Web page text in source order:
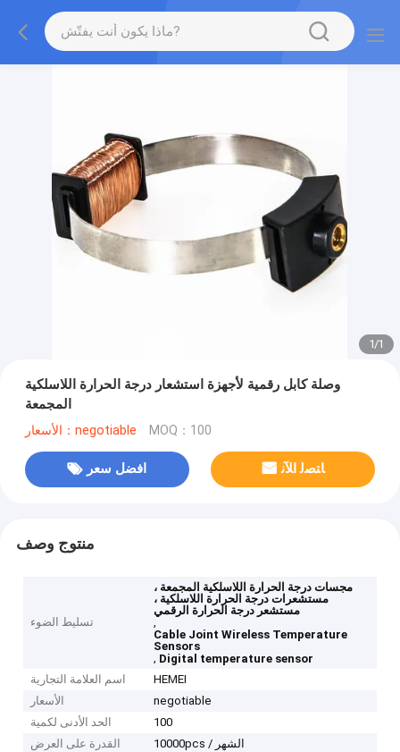
1/1
وصلة كابل رقمية لأجهزة استشعار درجة الحرارة اللاسلكية
المجمعة
الأسعار：negotiable MOQ：100
افضل سعر ﺎﺘﺼﻟ ﺍﻶﻧ
منتوج وصف
تسليط الضوء
مجسات درجة الحرارة اللاسلكية المجمعة ،
مستشعرات درجة الحرارة اللاسلكية ،
مستشعر درجة الحرارة الرقمي
,
Cable Joint Wireless Temperature
Sensors
, Digital temperature sensor
اسم العلامة التجارية
HEMEI
الأسعار
negotiable
الحد الأدنى لكمية
100
القدرة على العرض
10000pcs / الشهر